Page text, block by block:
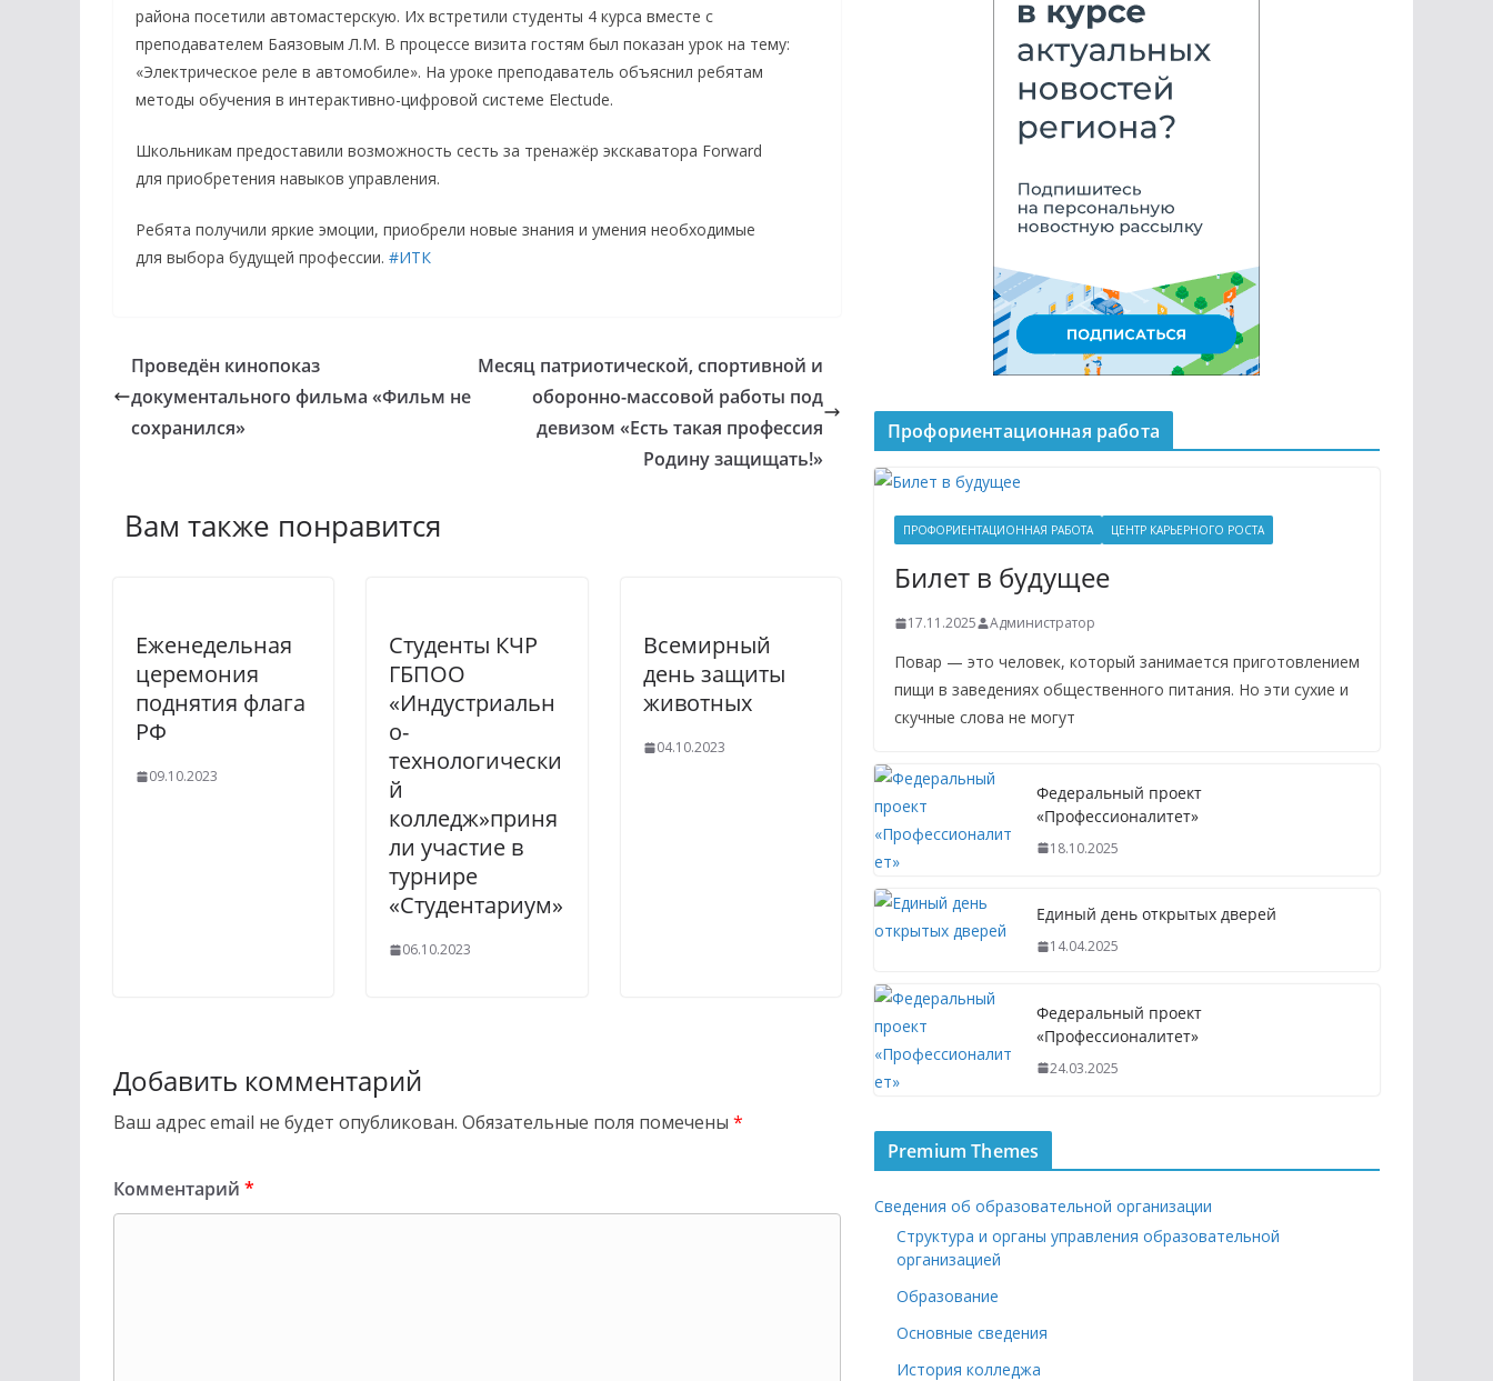
района посетили автомастерскую. Их встретили студенты 4 курса вместе с
преподавателем Баязовым Л.М. В процессе визита гостям был показан урок на тему:
«Электрическое реле в автомобиле». На уроке преподаватель объяснил ребятам
методы обучения в интерактивно-цифровой системе Electude.
Школьникам предоставили возможность сесть за тренажёр экскаватора Forward
для приобретения навыков управления.
Ребята получили яркие эмоции, приобрели новые знания и умения необходимые
для выбора будущей профессии. #ИТК
Проведён кинопоказ
документального фильма «Фильм не
сохранился»
Месяц патриотической, спортивной и
оборонно-массовой работы под
девизом «Есть такая профессия
Родину защищать!»
Вам также понравится
Еженедельная
церемония
поднятия флага
РФ
09.10.2023
Студенты КЧР
ГБПОО
«Индустриальн
о-
технологически
й
колледж»приня
ли участие в
турнире
«Студентариум»
06.10.2023
Всемирный
день защиты
животных
04.10.2023
Добавить комментарий
Ваш адрес email не будет опубликован. Обязательные поля помечены *
Комментарий *
Профориентационная работа
ПРОФОРИЕНТАЦИОННАЯ РАБОТА ЦЕНТР КАРЬЕРНОГО РОСТА
Билет в будущее
17.11.2025 Администратор
Повар — это человек, который занимается приготовлением
пищи в заведениях общественного питания. Но эти сухие и
скучные слова не могут
Федеральный проект
«Профессионалитет»
18.10.2025
Единый день открытых дверей
14.04.2025
Федеральный проект
«Профессионалитет»
24.03.2025
Premium Themes
Сведения об образовательной организации
Структура и органы управления образовательной
организацией
Образование
Основные сведения
История колледжа